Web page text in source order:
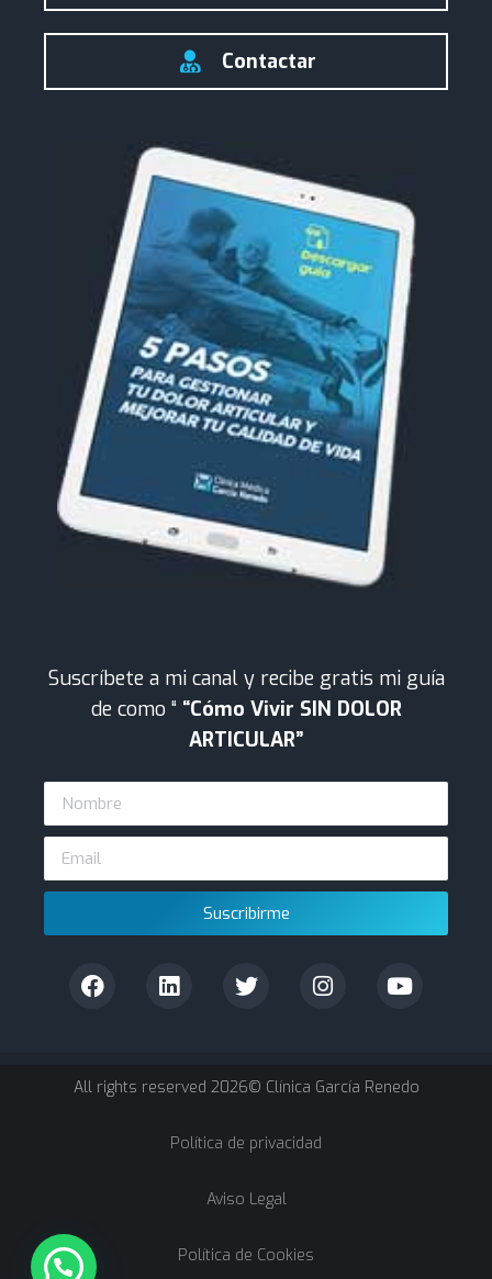
Contactar
Suscríbete a mi canal y recibe gratis mi guía
de como “ “Cómo Vivir SIN DOLOR
ARTICULAR”
Suscribirme
All rights reserved 2026© Clínica García Renedo
Política de privacidad
Aviso Legal
Política de Cookies